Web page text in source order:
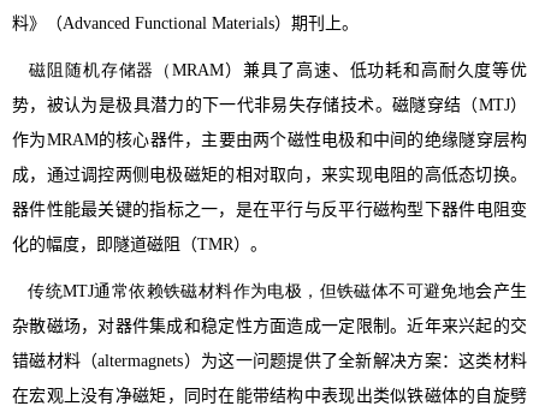
料》（Advanced Functional Materials）期刊上。
磁阻随机存储器（MRAM）兼具 了 高速、低功耗和高耐久度等优
势，被认为是极具潜力的下一代非易失存储技术。磁隧穿结（MTJ）
作为MRAM的核心器件， 主要由两个磁性电极和中间的绝缘隧穿层构
成，通过调控两侧 电极磁矩的相对取向， 来实现电阻的高低态切换。
器件性能最关键的指标之一， 是在平行与反平行磁构型下器件电阻变
化的幅度，即 隧道磁阻 （TMR）。
传统MTJ通常依赖铁磁材料作为电极，但铁磁体不可避免地会产生
杂散磁场， 对器件集成和稳定性方面造成一定限制。近年来兴起的交
错磁材料（altermagnets）为这一问题提供了全新解决方案：这类材料
在宏观上没有净磁矩 ， 同时在能带结构中表现出类似铁磁体的自旋劈